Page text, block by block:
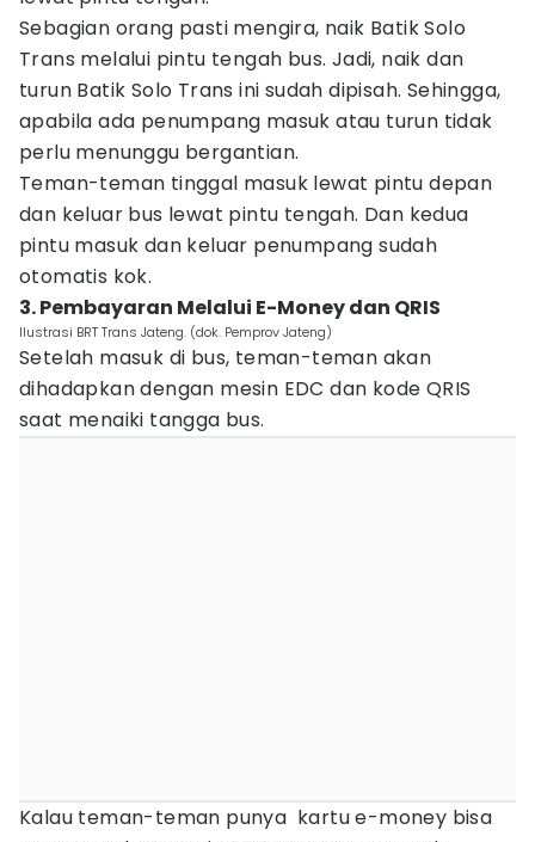
Sebagian orang pasti mengira, naik Batik Solo
Trans melalui pintu tengah bus. Jadi, naik dan
turun Batik Solo Trans ini sudah dipisah. Sehingga,
apabila ada penumpang masuk atau turun tidak
perlu menunggu bergantian.
Teman-teman tinggal masuk lewat pintu depan
dan keluar bus lewat pintu tengah. Dan kedua
pintu masuk dan keluar penumpang sudah
otomatis kok.
3. Pembayaran Melalui E-Money dan QRIS
Ilustrasi BRT Trans Jateng. (dok. Pemprov Jateng)
Setelah masuk di bus, teman-teman akan
dihadapkan dengan mesin EDC dan kode QRIS
saat menaiki tangga bus.
Kalau teman-teman punya kartu e-money bisa